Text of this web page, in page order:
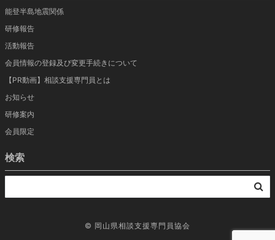
能登半島地震関係
研修報告
活動報告
会員情報の登録及び変更手続きについて
【PR動画】相談支援専門員とは
お知らせ
研修案内
会員限定
検索
© 岡山県相談支援専門員協会